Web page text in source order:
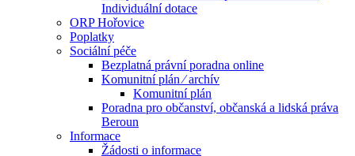
Individuální dotace
ORP Hořovice
Poplatky
Sociální péče
Bezplatná právní poradna online
Komunitní plán ⁄ archív
Komunitní plán
Poradna pro občanství, občanská a lidská práva
Beroun
Informace
Žádosti o informace